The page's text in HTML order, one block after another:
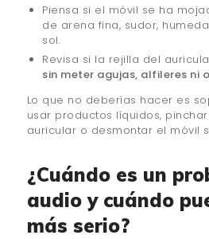
Piensa si el móvil se ha
de arena fina, sudor,
sol.
Revisa si la rejilla del
sin meter agujas, alfileres ni
Lo que no deberías hacer es
usar productos líquidos,
auricular o desmontar el móvil
¿Cuándo es un
audio y cuándo
más serio?